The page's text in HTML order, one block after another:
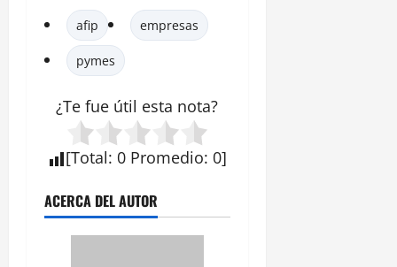
afip empresas
pymes
¿Te fue útil esta nota?
[Total: 0 Promedio: 0]
ACERCA DEL AUTOR